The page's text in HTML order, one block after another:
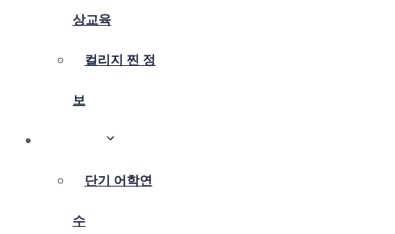
상교육
컬리지 찐 정
보
단기 어학연
수